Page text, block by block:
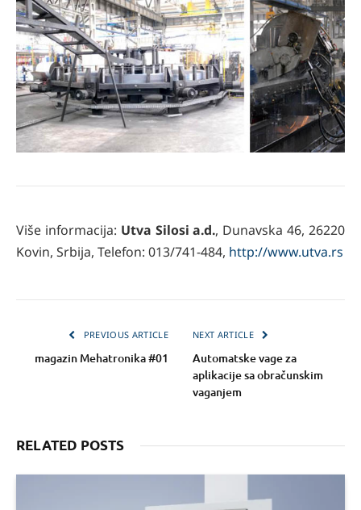
Više informacija: Utva Silosi a.d., Dunavska 46, 26220
Kovin, Srbija, Telefon: 013/741-484, http://www.utva.rs
PREVIOUS ARTICLE
magazin Mehatronika #01
NEXT ARTICLE
Automatske vage za
aplikacije sa obračunskim
vaganjem
RELATED POSTS